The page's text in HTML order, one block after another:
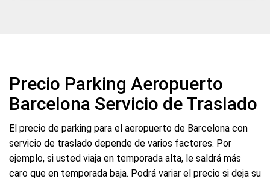
Precio Parking Aeropuerto
Barcelona Servicio de Traslado
El precio de parking para el aeropuerto de Barcelona con
servicio de traslado depende de varios factores. Por
ejemplo, si usted viaja en temporada alta, le saldrá más
caro que en temporada baja. Podrá variar el precio si deja su